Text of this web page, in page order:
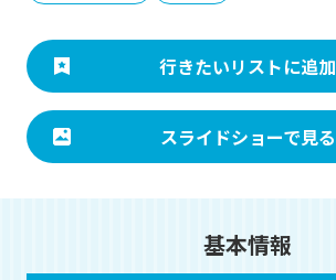
行きたいリストに追加
スライドショーで見る
基本情報